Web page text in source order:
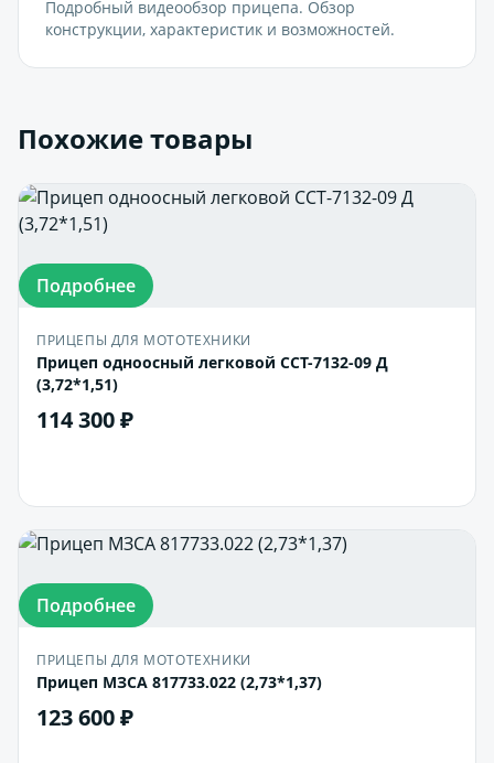
Подробный видеообзор прицепа. Обзор
конструкции, характеристик и возможностей.
Похожие товары
Подробнее
ПРИЦЕПЫ ДЛЯ МОТОТЕХНИКИ
Прицеп одноосный легковой ССТ-7132-09 Д
(3,72*1,51)
114 300 ₽
Подробнее
ПРИЦЕПЫ ДЛЯ МОТОТЕХНИКИ
Прицеп МЗСА 817733.022 (2,73*1,37)
123 600 ₽